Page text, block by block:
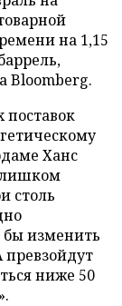
на 1,15
Bloomberg.
Ханс
столь
бы изменить
ниже 50